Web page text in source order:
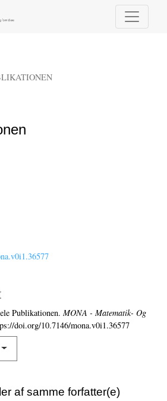
Publikationen. MONA - Matematik- Og
doi.org/10.7146/mona.v0i1.36577
af samme forfatter(e)